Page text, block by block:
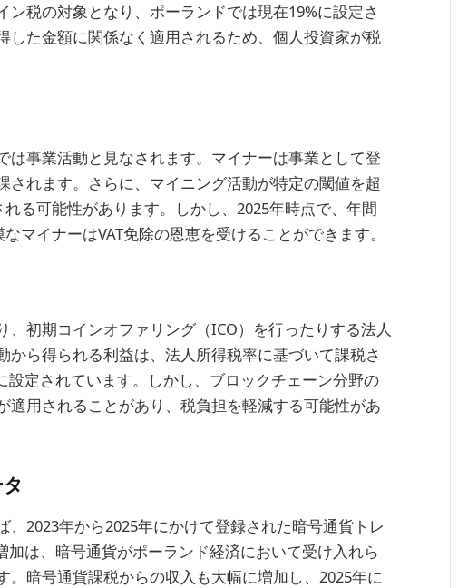
税の対象となり、ポーランドでは現在19%に設定さ
した金額に関係なく適用されるため、個人投資家が税
は事業活動と見なされます。マイナーは事業として登
れます。さらに、マイニング活動が特定の閾値を超
る可能性があります。しかし、2025年時点で、年間
マイナーはVAT免除の恩恵を受けることができます。
初期コインオファリング（ICO）を行ったりする法人
から得られる利益は、法人所得税率に基づいて課税さ
定されています。しかし、ブロックチェーン分野の
適用されることがあり、税負担を軽減する可能性があ
2023年から2025年にかけて登録された暗号通貨トレ
は、暗号通貨がポーランド経済において受け入れら
暗号通貨課税からの収入も大幅に増加し、2025年に